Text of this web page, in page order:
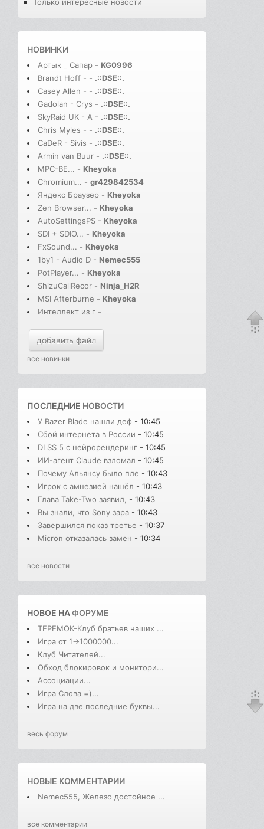
Только интересные новости
НОВИНКИ
Артык _ Сапар - KG0996
Brandt Hoff - - .::DSE::.
Casey Allen - - .::DSE::.
Gadolan - Crys - .::DSE::.
SkyRaid UK - A - .::DSE::.
Chris Myles - - .::DSE::.
CaDeR - Sivis - .::DSE::.
Armin van Buur - .::DSE::.
MPC-BE... - Kheyoka
Chromium... - gr429842534
Яндекс Браузер - Kheyoka
Zen Browser... - Kheyoka
AutoSettingsPS - Kheyoka
SDI + SDIO... - Kheyoka
FxSound... - Kheyoka
1by1 - Audio D - Nemec555
PotPlayer... - Kheyoka
ShizuCallRecor - Ninja_H2R
MSI Afterburne - Kheyoka
Интеллект из г -
добавить файл
все новинки
ПОСЛЕДНИЕ НОВОСТИ
У Razer Blade нашли деф - 10:45
Сбой интернета в России - 10:45
DLSS 5 с нейрорендеринг - 10:45
ИИ-агент Claude взломал - 10:45
Почему Альянсу было пле - 10:43
Игрок с амнезией нашёл - 10:43
Глава Take-Two заявил, - 10:43
Вы знали, что Sony зара - 10:43
Завершился показ третье - 10:37
Micron отказалась замен - 10:34
все новости
НОВОЕ НАФОРУМЕ
ТЕРЕМОК-Клуб братьев наших ...
Игра от 1->1000000...
Клуб Читателей...
Обход блокировок и монитори...
Ассоциации...
Игра Слова =)...
Игра на две последние буквы...
весь форум
НОВЫЕ КОММЕНТАРИИ
Nemec555, Железо достойное ...
все комментарии